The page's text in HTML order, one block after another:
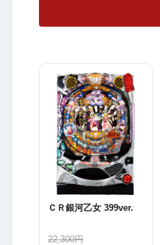
ＣＲ銀河乙女 399ver.
22,300円